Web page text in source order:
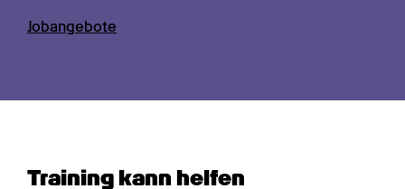
Jobangebote
Training kann helfen